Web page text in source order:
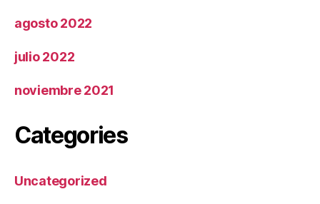
agosto 2022
julio 2022
noviembre 2021
Categories
Uncategorized